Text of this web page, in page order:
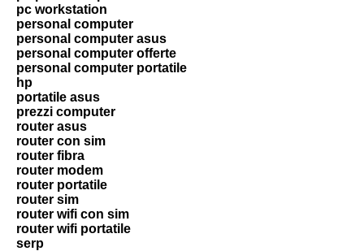
pc workstation
personal computer
personal computer asus
personal computer offerte
personal computer portatile
hp
portatile asus
prezzi computer
router asus
router con sim
router fibra
router modem
router portatile
router sim
router wifi con sim
router wifi portatile
serp